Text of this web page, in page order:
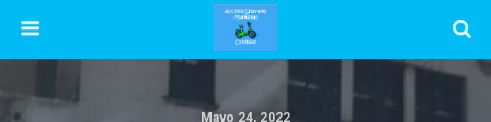
Mayo 24, 2022